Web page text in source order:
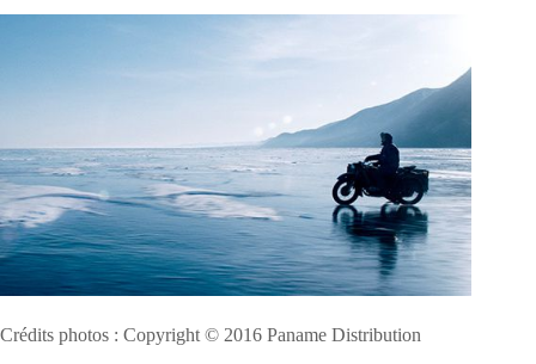
Crédits photos : Copyright © 2016 Paname Distribution